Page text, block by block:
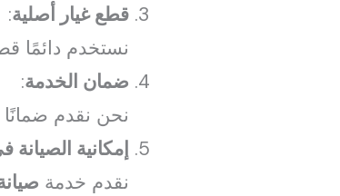
قطع غيار أصلية:
نستخدم دائمًا
ضمان الخدمة:
نحن نقدم ضمانًا
إمكانية الصيانة
نقدم خدمة